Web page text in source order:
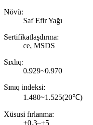
Növü:
Saf Efir Yağı
Sertifikatlaşdırma:
ce, MSDS
Sıxlıq:
0.929~0.970
Sınıq indeksi:
1.480~1.525(20℃)
Xüsusi fırlanma:
+0.3–+5